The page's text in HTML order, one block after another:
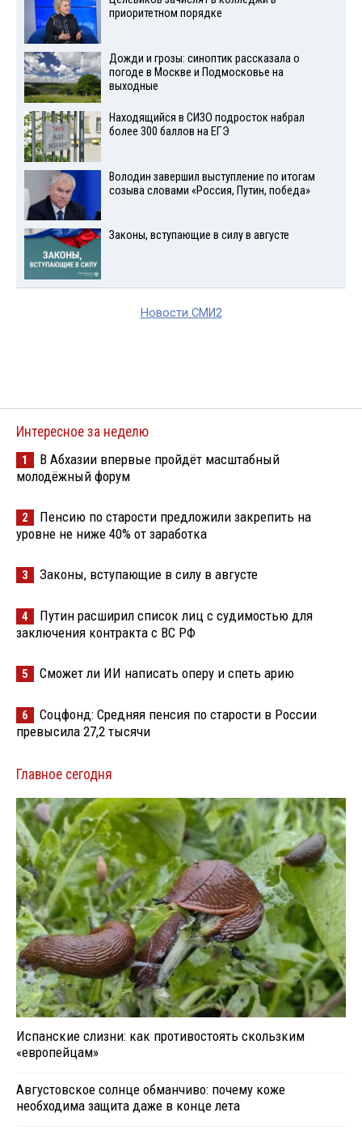
приоритетном порядке
Дожди и грозы: синоптик рассказала о
погоде в Москве и Подмосковье на
выходные
Находящийся в СИЗО подросток набрал
более 300 баллов на ЕГЭ
Володин завершил выступление по итогам
созыва словами «Россия, Путин, победа»
Законы, вступающие в силу в августе
Новости СМИ2
Интересное за неделю
1
В Абхазии впервые пройдёт масштабный
молодёжный форум
2
Пенсию по старости предложили закрепить на
уровне не ниже 40% от заработка
3 Законы, вступающие в силу в августе
4
Путин расширил список лиц с судимостью для
заключения контракта с ВС РФ
5 Сможет ли ИИ написать оперу и спеть арию
6
Соцфонд: Средняя пенсия по старости в России
превысила 27,2 тысячи
Главное сегодня
Испанские слизни: как противостоять скользким
«европейцам»
Августовское солнце обманчиво: почему коже
необходима защита даже в конце лета